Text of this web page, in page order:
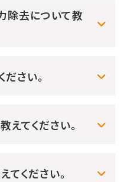
除去について教
さい。
てください。
てください。